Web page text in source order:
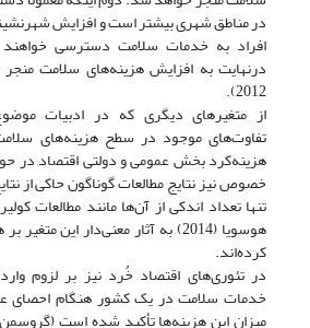
در مناطق شهری بیشتر است و افزایش
افراد به خدمات سلامت دسترسی
درنهایت به افزایش هزینه‌های سلامت
2012).
از متغیرهای دیگری که در ادبیات
تفاوت‌های موجود در سطح هزینه‌های
هزینه‌کرد بخش عمومی و دولتی اقتصاد در
خصوص نیز نتایج مطالعات گوناگون حاکی از
هوسویا‌ (2014) به آثار معنی‌دار این
کرده‌اند.
در تئوری‌های اقتصاد خُرد نیز بر لزوم
خدمات سلامت در یک کشور هنگام احصای